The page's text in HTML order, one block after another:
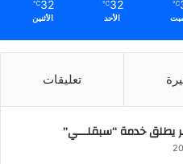
℃
32
℃
الأحد
32
℃
الأثنين
تعليقات
يطلق خدمة “سبقلـــي”